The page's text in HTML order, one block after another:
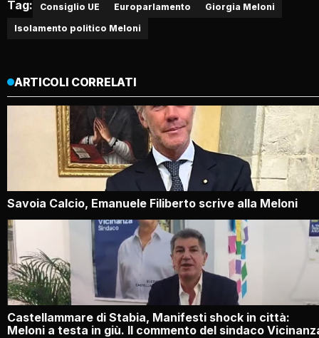
Tag: Consiglio UE Europarlamento
Giorgia Meloni
Isolamento politico Meloni
ARTICOLI CORRELATI
Savoia Calcio, Emanuele Filiberto scrive alla Meloni
Castellammare di Stabia, Manifesti shock in città:
Meloni a testa in giù. Il commento del sindaco